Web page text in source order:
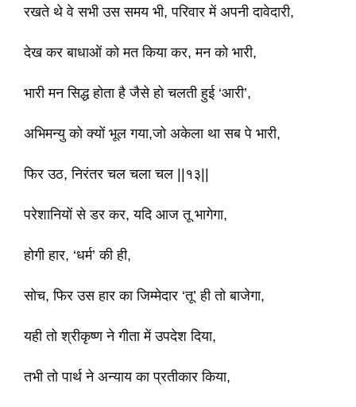
रखते थे वे सभी उस समय भी, परिवार में अपनी दावेदारी,
देख कर बाधाओं को मत किया कर, मन को भारी,
भारी मन सिद्ध होता है जैसे हो चलती हुई ‘आरी’,
अभिमन्यु को क्यों भूल गया,जो अकेला था सब पे भारी,
फिर उठ, निरंतर चल चला चल ||१३||
परेशानियों से डर कर, यदि आज तू भागेगा,
होगी हार, ‘धर्म’ की ही,
सोच, फिर उस हार का जिम्मेदार ‘तू’ ही तो बाजेगा,
यही तो श्रीकृष्ण ने गीता में उपदेश दिया,
तभी तो पार्थ ने अन्याय का प्रतीकार किया,